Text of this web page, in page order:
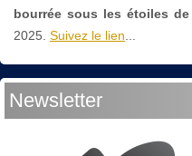
bourrée sous les étoiles
2025. Suivez le lien
Newsletter